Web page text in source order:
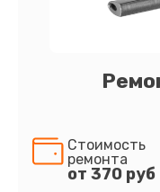
Стоимость
ремонта
от 370 руб